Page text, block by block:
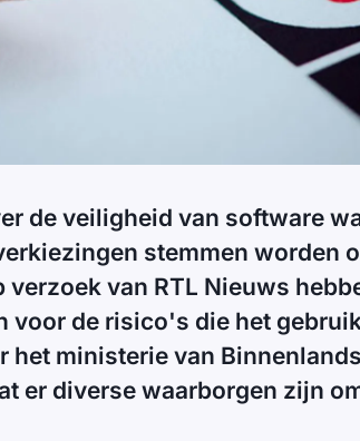
de veiligheid van software
stemmen worden
van RTL Nieuws
voor de risico's die het
het ministerie van
er diverse waarborgen zijn